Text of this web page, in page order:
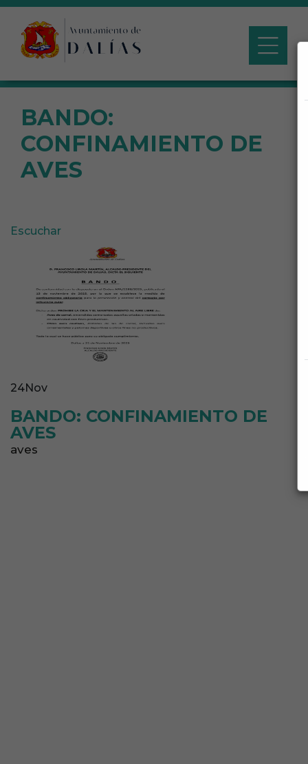
BANDO:
CONFINAMIENTO DE
AVES
Escuchar
24Nov
BANDO: CONFINAMIENTO DE
AVES
aves